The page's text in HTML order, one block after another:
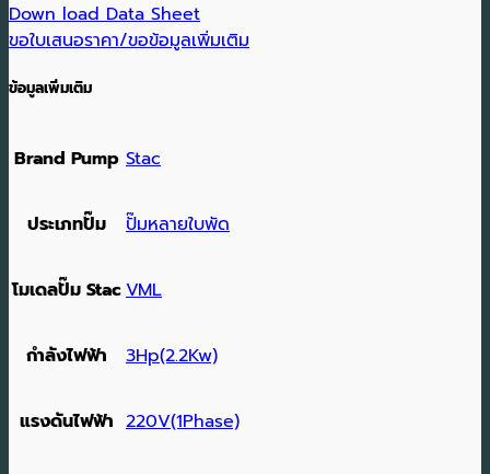
Down load Data Sheet
ขอใบเสนอราคา/ขอข้อมูลเพิ่มเติม
ข้อมูลเพิ่มเติม
Brand Pump Stac
ประเภทปั๊ม ปั๊มหลายใบพัด
โมเดลปั๊ม StacVML
กำลังไฟฟ้า 3Hp(2.2Kw)
แรงดันไฟฟ้า 220V(1Phase)